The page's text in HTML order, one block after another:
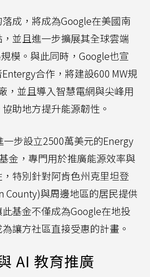
成，將成為Google在美國南
並且進一步擴展其全球雲端
模。與此同時，Google也宣
合作，將建設600 MW規
，並且導入智慧電網與尖峰用
助地方提升能源韌性。
一步設立2500萬美元的Energy
金，專門用於推廣能源效率與
特別針對阿肯色州克里坦登
County)與周邊地區的居民提供
基金不僅成為Google在地投
讓方社區直接受惠的計畫。
AI 教育推廣